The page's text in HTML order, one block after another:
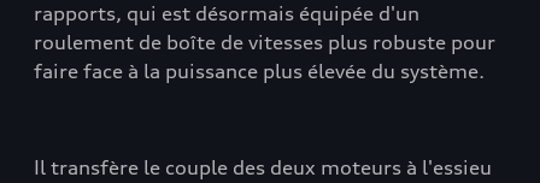
rapports, qui est désormais équipée d'un
roulement de boîte de vitesses plus robuste pour
faire face à la puissance plus élevée du système.
Il transfère le couple des deux moteurs à l'essieu